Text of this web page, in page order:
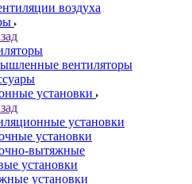
воздуха
вентиляторы
установки
установки
установки
вытяжные
установки
установки